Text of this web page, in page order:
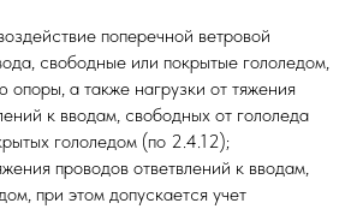
поперечной ветровой
свободные или покрытые гололедом,
опоры, а также нагрузки от тяжения
к вводам, свободных от гололеда
гололедом (по 2.4.12);
проводов ответвлений к вводам,
при этом допускается учет